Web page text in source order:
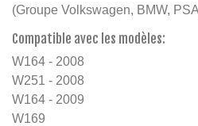
(Groupe Volkswagen, BMW,
Compatible avec les modèles:
W164 - 2008
W251 - 2008
W164 - 2009
W169